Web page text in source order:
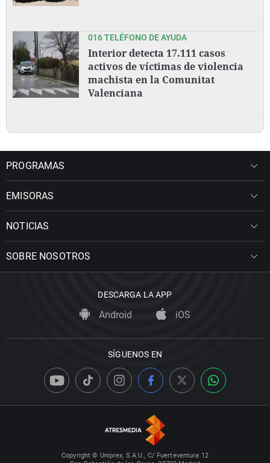
016 TELÉFONO DE AYUDA
Interior detecta 17.111 casos
activos de víctimas de violencia
machista en la Comunitat
Valenciana
PROGRAMAS
EMISORAS
NOTICIAS
SOBRE NOSOTROS
DESCARGA LA APP
Android iOS
SÍGUENOS EN
Copyright © Uniprex, S.A.U., C/ Fuerteventura 12